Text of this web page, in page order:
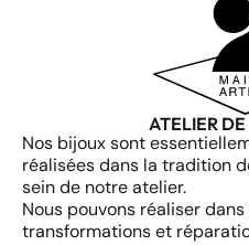
ATELIER
Nos bijoux sont
réalisées dans la tradition
sein de notre atelier.
Nous pouvons réaliser
transformations et